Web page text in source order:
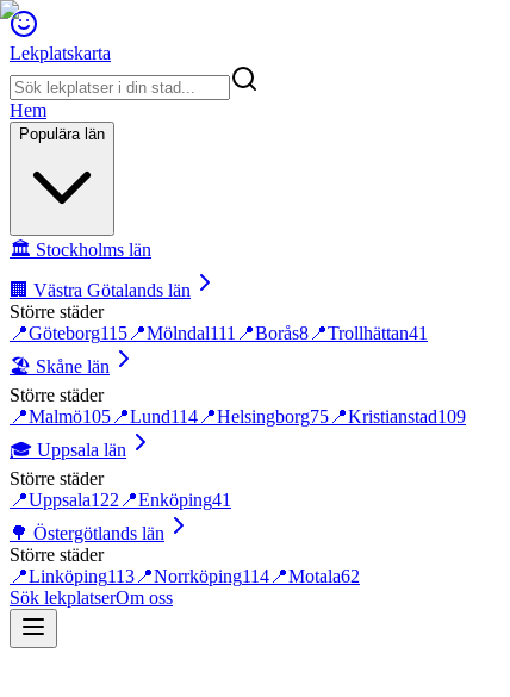
Lekplatskarta
Hem
Populära län
🏛️ Stockholms län
🏢 Västra Götalands län
Större städer
📍Göteborg115 📍Mölndal111 📍Borås8 📍Trollhättan41
🏖️ Skåne län
Större städer
📍Malmö105 📍Lund114 📍Helsingborg75 📍Kristianstad109
🎓 Uppsala län
Större städer
📍Uppsala122 📍Enköping41
🌳 Östergötlands län
Större städer
📍Linköping113 📍Norrköping114 📍Motala62
Sök lekplatserOm oss